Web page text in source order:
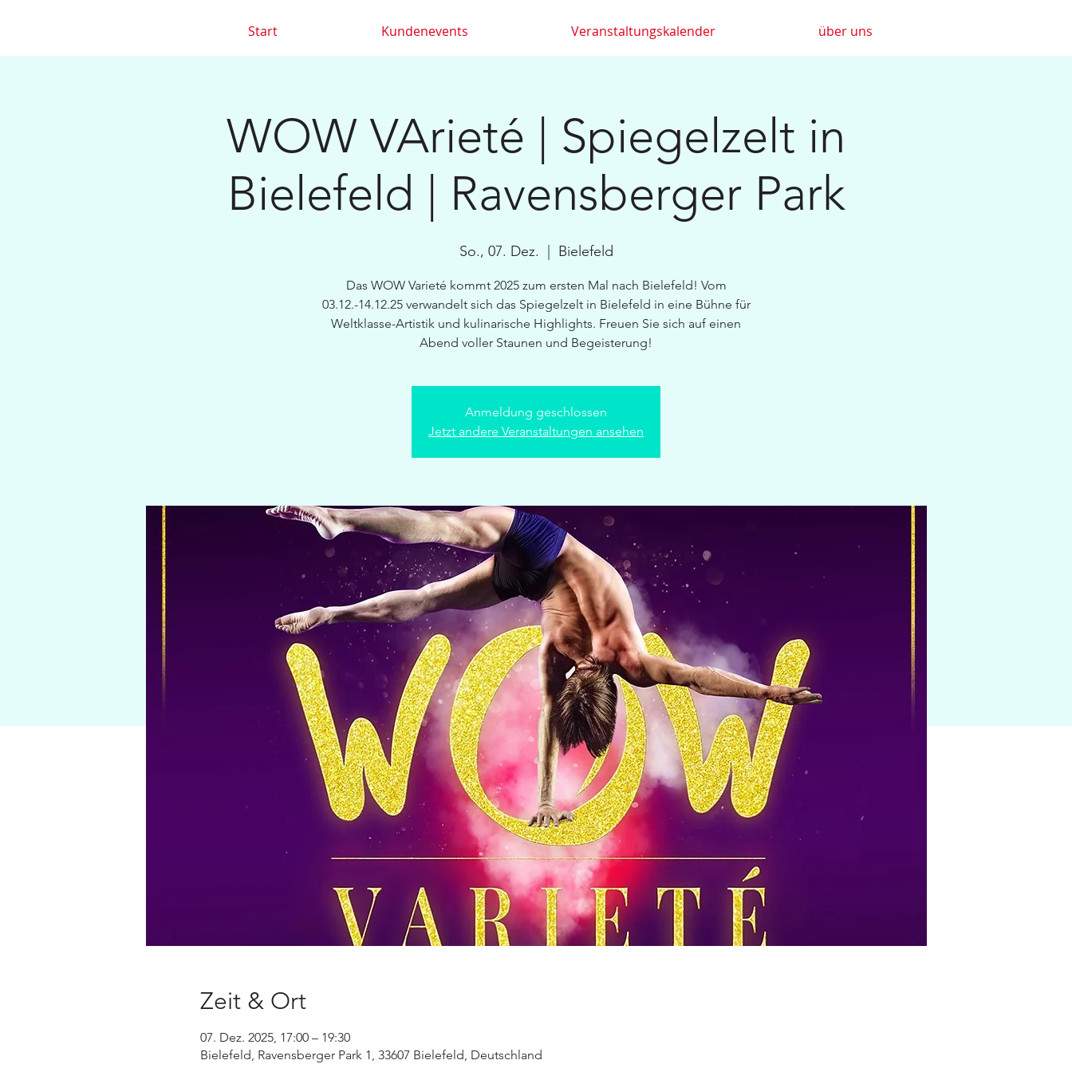
Start Kundenevents Veranstaltungskalender über uns
WOW VArieté | Spiegelzelt in
Bielefeld | Ravensberger Park
So., 07. Dez. Bielefeld
Das WOW Varieté kommt 2025 zum ersten Mal nach Bielefeld! Vom
03.12.-14.12.25 verwandelt sich das Spiegelzelt in Bielefeld in eine Bühne für
Weltklasse-Artistik und kulinarische Highlights. Freuen Sie sich auf einen
Abend voller Staunen und Begeisterung!
Anmeldung geschlossen
Jetzt andere Veranstaltungen ansehen
Zeit & Ort
07. Dez. 2025, 17:00 – 19:30
Bielefeld, Ravensberger Park 1, 33607 Bielefeld, Deutschland